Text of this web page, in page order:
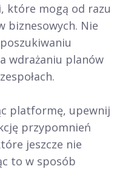
które mogą od razu
biznesowych. Nie
wdrażaniu planów
platformę, upewnij
przypomnień
jeszcze nie
to w sposób